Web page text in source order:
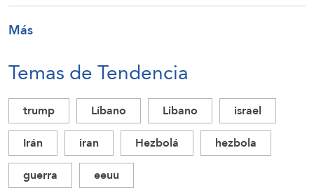
Más
Temas de Tendencia
trump Líbano Libano
israel
Irán
iran Hezbolá
hezbola
guerra
eeuu